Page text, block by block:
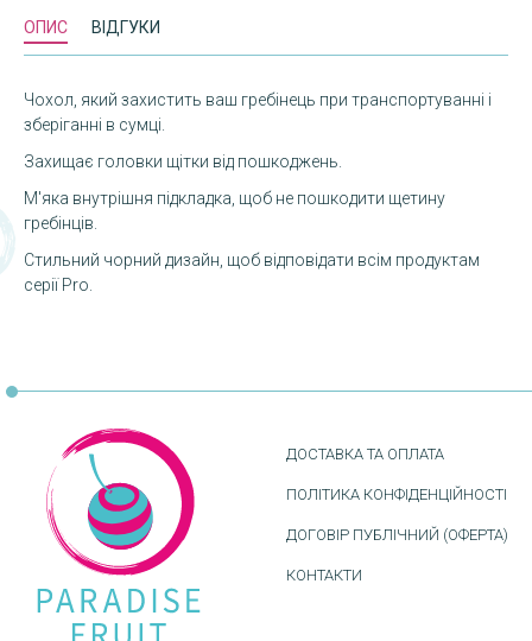
ОПИС ВІДГУКИ
Чохол, який захистить ваш гребінець при транспортуванні і
зберіганні в сумці.
Захищає головки щітки від пошкоджень.
М'яка внутрішня підкладка, щоб не пошкодити щетину
гребінців.
Стильний чорний дизайн, щоб відповідати всім продуктам
серії Pro.
ДОСТАВКА ТА ОПЛАТА
ПОЛІТИКА КОНФІДЕНЦІЙНОСТІ
ДОГОВІР ПУБЛІЧНИЙ (ОФЕРТА)
КОНТАКТИ